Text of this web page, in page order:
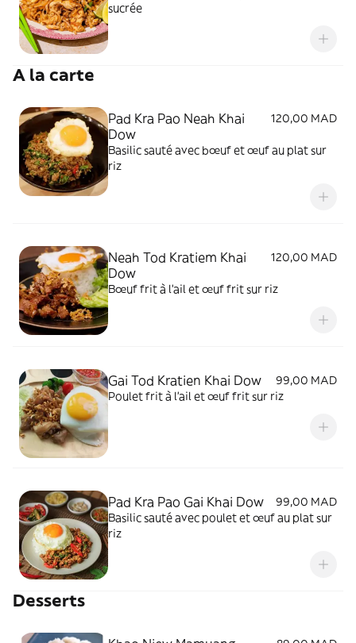
sucrée
A la carte
Pad Kra Pao Neah Khai
Dow
120,00 MAD
Basilic sauté avec bœuf et œuf au plat sur
riz
Neah Tod Kratiem Khai
Dow
120,00 MAD
Bœuf frit à l’ail et œuf frit sur riz
Gai Tod Kratien Khai Dow
99,00 MAD
Poulet frit à l’ail et œuf frit sur riz
Pad Kra Pao Gai Khai Dow
99,00 MAD
Basilic sauté avec poulet et œuf au plat sur
riz
Desserts